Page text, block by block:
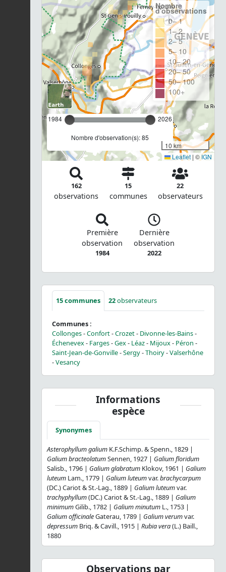
1984 2026
Nombre d'observation(s): 85
Nombre
d'observations
0– 1
1– 2
2– 5
5– 10
10– 20
20– 50
50– 100
100+
10 km
Leaflet | ©IGN
162
observations
15
communes
22
observateurs
Première
observation
1984
Dernière
observation
2022
15communes 22observateurs
Communes :
Collonges-Confort-Crozet- Divonne-les-Bains-
Échenevex- Farges-Gex- Léaz- Mijoux- Péron -
Saint-Jean-de-Gonville-Sergy-Thoiry-Valserhône
-Vesancy
Informations
espèce
Synonymes
Asterophyllum galium K.F.Schimp. & Spenn., 1829 |
Galium bracteolatumSennen, 1927 | Galium floridum
Salisb., 1796 | Galium glabratum Klokov, 1961 | Galium
luteum Lam., 1779 | Galium luteumvar.brachycarpum
(DC.) Cariot & St.-Lag., 1889 | Galium luteumvar.
trachyphyllum(DC.) Cariot & St.-Lag., 1889 | Galium
minimumGilib., 1782 | Galium minutum L., 1753 |
Galium officinaleGaterau, 1789 | Galium verumvar.
depressum Briq. & Cavill., 1915 | Rubia vera(L.) Baill.,
1880
Observations par